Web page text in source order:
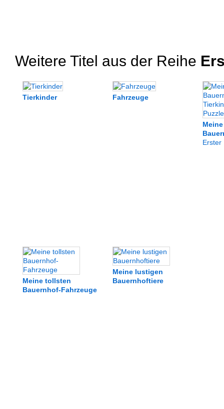
Weitere Titel aus der Reihe
Tierkinder Fahrzeuge
Erster
Meine tollsten
Bauernhof-Fahrzeuge
Meine lustigen
Bauernhoftiere